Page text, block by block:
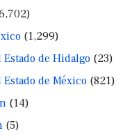
(1,299)
de Hidalgo (23)
de México (821)
(14)
(5)